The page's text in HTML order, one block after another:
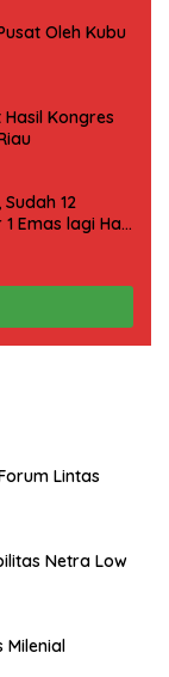
Oleh Kubu
Hasil Kongres
12
Emas lagi Hari
Lintas
Netra Low
Milenial